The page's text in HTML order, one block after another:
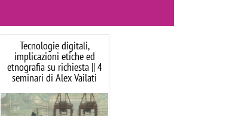
Tecnologie digitali,
implicazioni etiche ed
etnografia su richiesta || 4
seminari di Alex Vailati
Image